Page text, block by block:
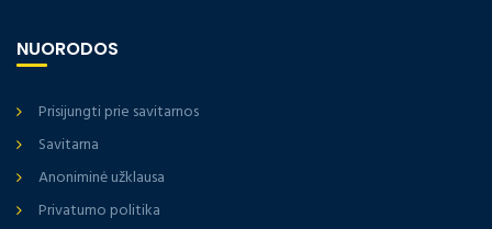
NUORODOS
Prisijungti prie savitarnos
Savitarna
Anoniminė užklausa
Privatumo politika